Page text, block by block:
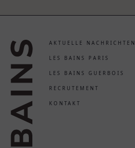
AKTUELLE NACHRICHTEN
LES BAINS PARIS
LES BAINS GUERBOIS
RECRUTEMENT
KONTAKT